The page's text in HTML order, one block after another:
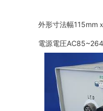
外形寸法幅115mm
電源電圧